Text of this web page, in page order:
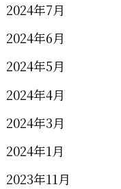
2024年7月
2024年6月
2024年5月
2024年4月
2024年3月
2024年1月
2023年11月